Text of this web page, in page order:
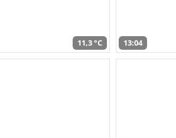
11,3 °C 13:04